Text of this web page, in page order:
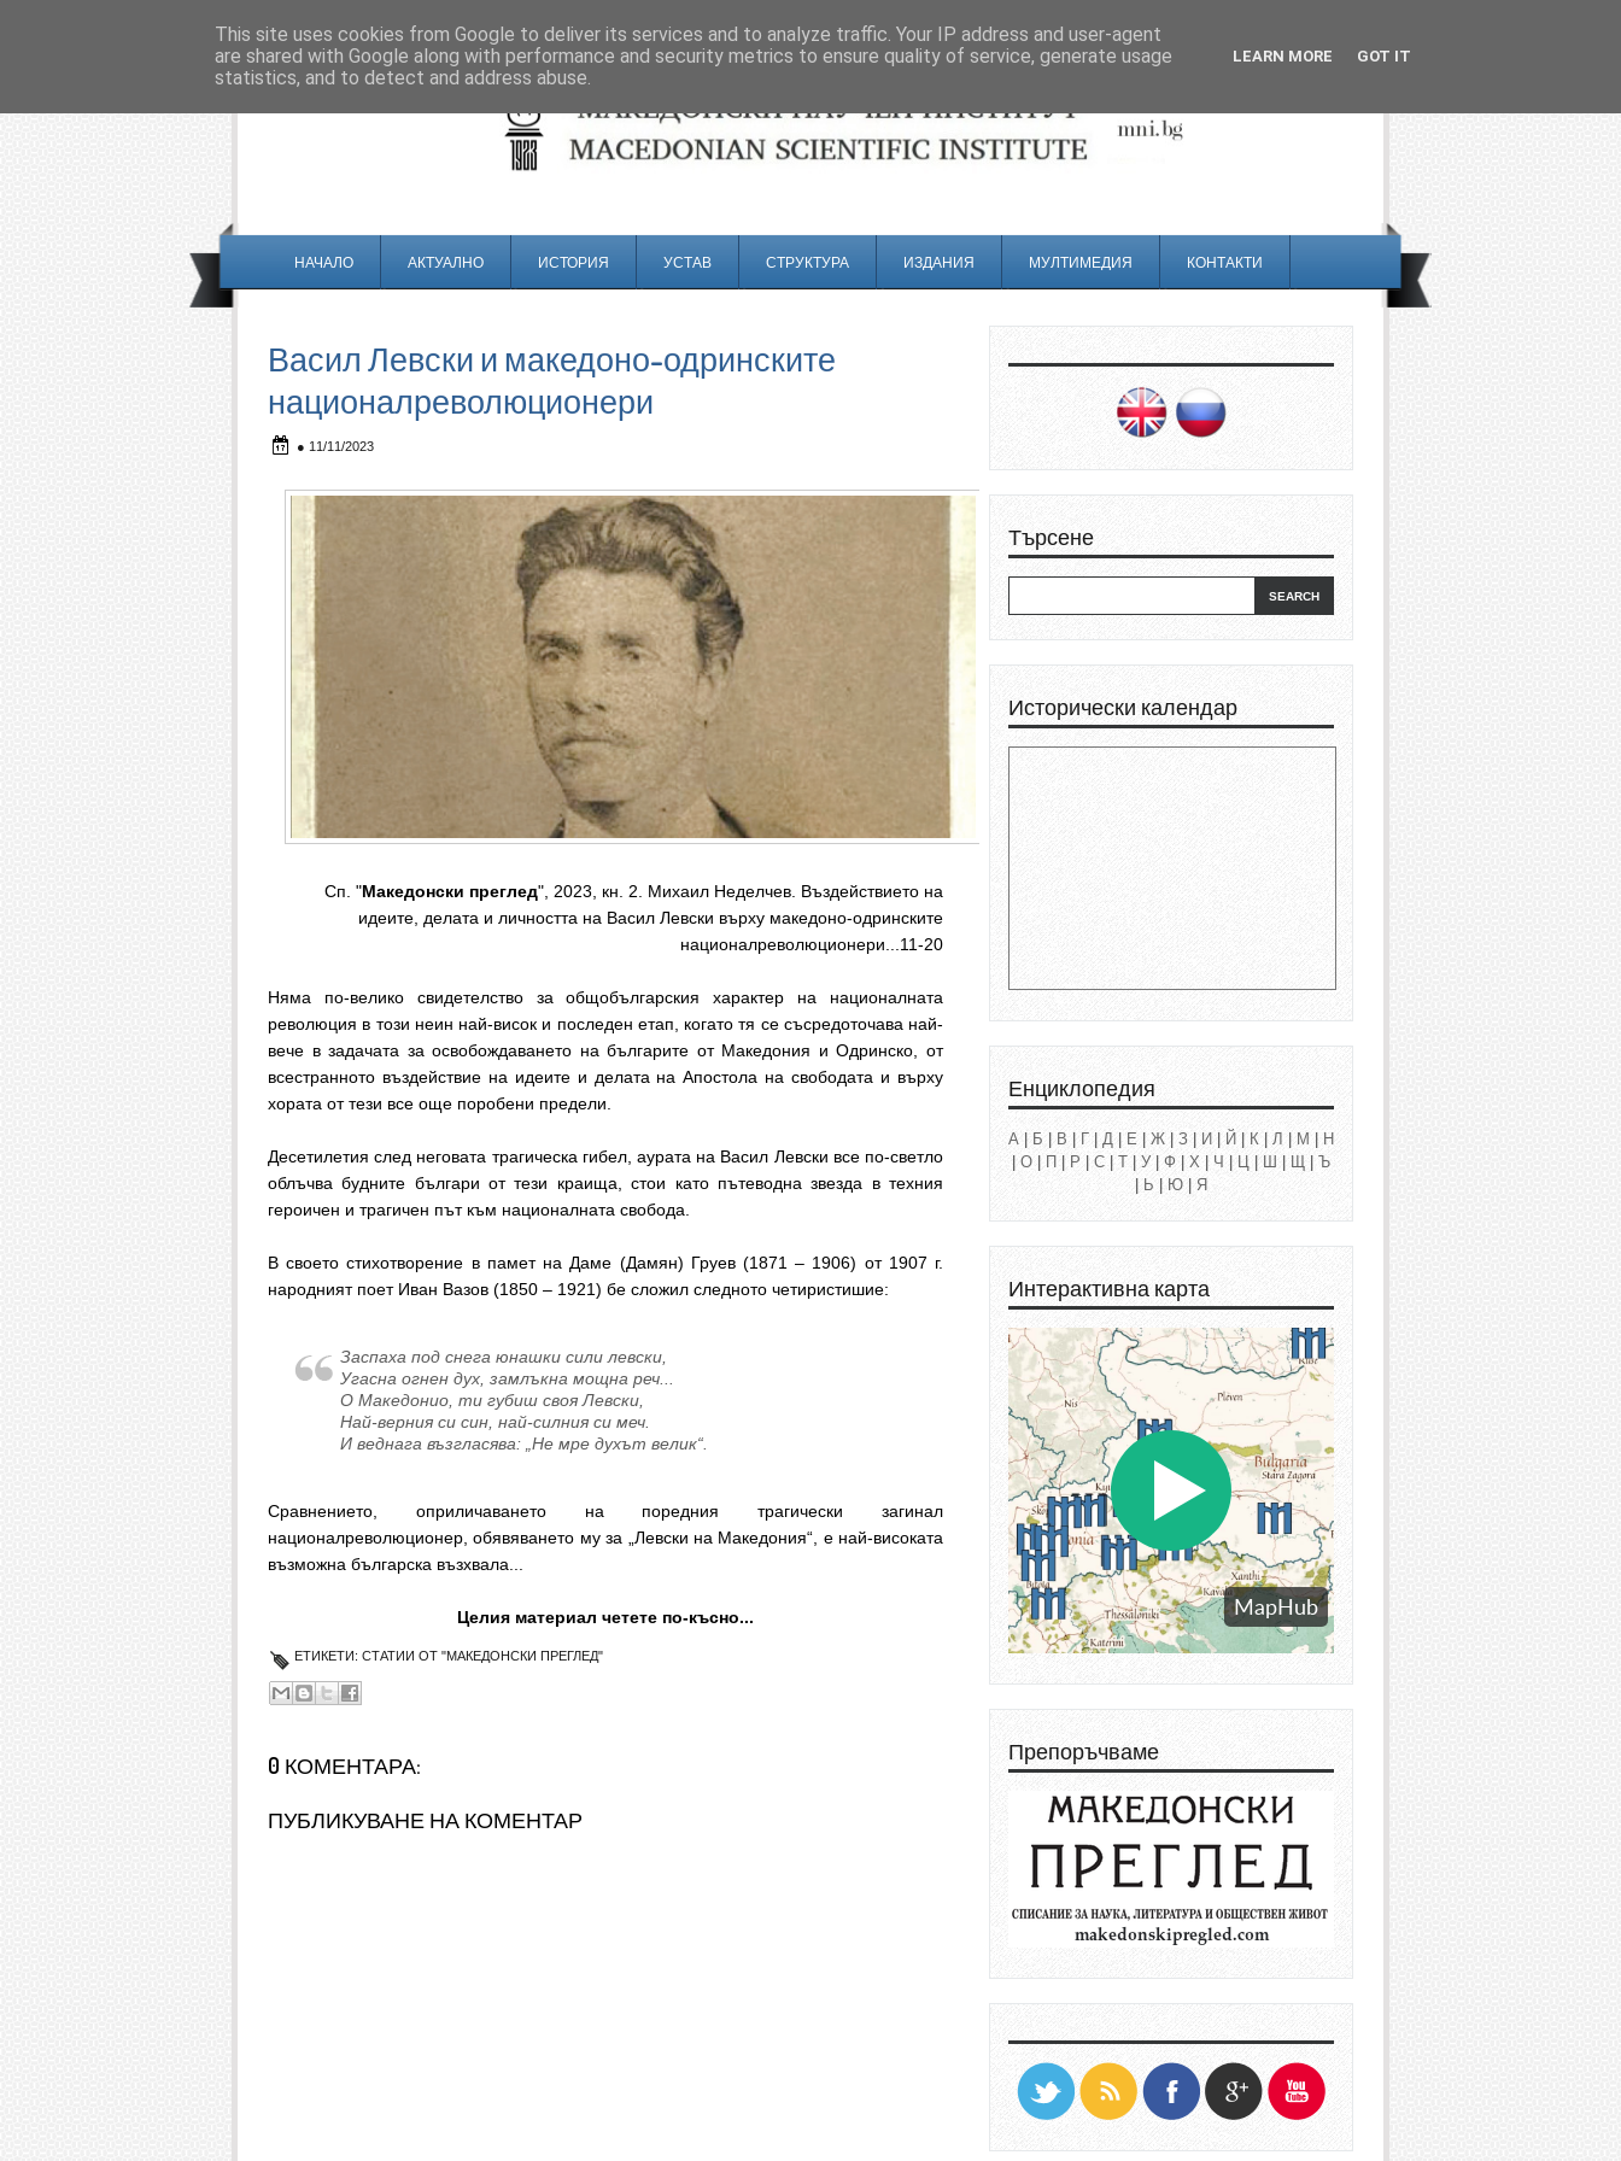
НАЧАЛО АКТУАЛНО ИСТОРИЯ УСТАВ СТРУКТУРА ИЗДАНИЯ МУЛТИМЕДИЯ КОНТАКТИ
Васил Левски и македоно-одринските
националреволюционери
● 11/11/2023
Сп. "Македонски преглед", 2023, кн. 2. Михаил Неделчев. Въздействието на
идеите, делата и личността на Васил Левски върху македоно-одринските
националреволюционери...11-20
Няма по-велико свидетелство за общобългарския характер на националната
революция в този неин най-висок и последен етап, когато тя се съсредоточава най-
вече в задачата за освобождаването на българите от Македония и Одринско, от
всестранното въздействие на идеите и делата на Апостола на свободата и върху
хората от тези все още поробени предели.
Десетилетия след неговата трагическа гибел, аурата на Васил Левски все по-светло
облъчва будните българи от тези краища, стои като пътеводна звезда в техния
героичен и трагичен път към националната свобода.
В своето стихотворение в памет на Даме (Дамян) Груев (1871 – 1906) от 1907 г.
народният поет Иван Вазов (1850 – 1921) бе сложил следното четиристишие:
Заспаха под снега юнашки сили левски,
Угасна огнен дух, замлъкна мощна реч...
О Македонио, ти губиш своя Левски,
Най-верния си син, най-силния си меч.
И веднага възгласява: „Не мре духът велик“.
Сравнението, оприличаването на поредния трагически загинал
националреволюционер, обявяването му за „Левски на Македония“, е най-високата
възможна българска възхвала...
Целия материал четете по-късно...
ЕТИКЕТИ: СТАТИИ ОТ "МАКЕДОНСКИ ПРЕГЛЕД"
0 КОМЕНТАРА:
ПУБЛИКУВАНЕ НА КОМЕНТАР
Търсене
Исторически календар
Енциклопедия
А Б В Г Д Е Ж З И Й К Л М
Н
О П Р С Т У Ф Х Ч Ц Ш Щ
Ъ
Ь Ю Я
Интерактивна карта
Препоръчваме
This site uses cookies from Google to deliver its services and to analyze traffic. Your IP address and user-agent
are shared with Google along with performance and security metrics to ensure quality of service, generate usage
statistics, and to detect and address abuse.
LEARN MORE GOT IT